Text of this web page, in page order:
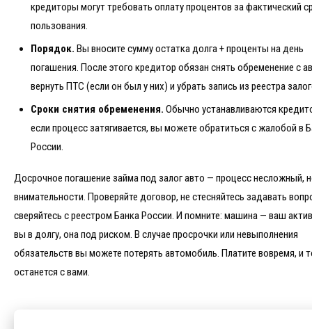
кредиторы могут требовать оплату процентов за фактический
пользования.
Порядок. Вы вносите сумму остатка долга + проценты на день
погашения. После этого кредитор обязан снять обременение с
вернуть ПТС (если он был у них) и убрать запись из реестра
Сроки снятия обременения. Обычно устанавливаются
если процесс затягивается, вы можете обратиться с жалобой в
России.
Досрочное погашение займа под залог авто — процесс несложный,
внимательности. Проверяйте договор, не стесняйтесь задавать
сверяйтесь с реестром Банка России. И помните: машина — ваш
вы в долгу, она под риском. В случае просрочки или невыполнения
обязательств вы можете потерять автомобиль. Платите вовремя, и
останется с вами.